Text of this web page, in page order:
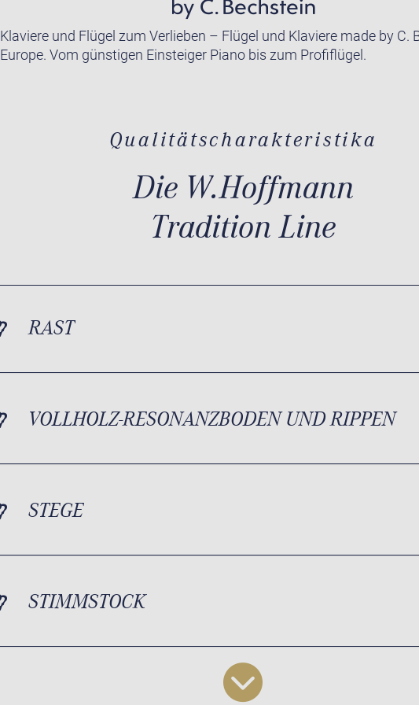
Klaviere und Flügel zum Verlieben – Flügel und Klaviere made by C.
Europe. Vom günstigen Einsteiger Piano bis zum Profiflügel.
Qualitätscharakteristika
Die W.Hoffmann
Tradition Line
RAST
VOLLHOLZ-RESONANZBODEN UND RIPPEN
STEGE
STIMMSTOCK